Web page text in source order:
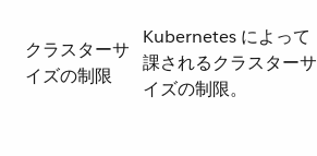
クラスターサ
イズの制限
Kubernetes によって
課されるクラスターサ
イズの制限。